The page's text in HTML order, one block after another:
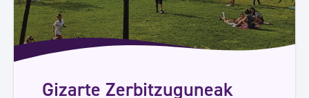
Gizarte Zerbitzuguneak